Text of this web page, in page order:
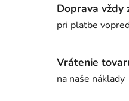
Doprava vždy
pri platbe
Vrátenie
na naše náklady